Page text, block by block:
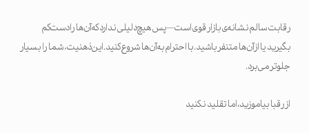
رقابت سالم نشانه‌ی بازار قوی است— پس هیچ دلیلی ندارد که آن‌ها را دست‌کم
بگیرید یا از آن‌ها متنفر باشید. با احترام به آن‌ها شروع کنید. این ذهنیت، شما را بسیار
جلوتر می‌برد.
از رقبا بیاموزید، اما تقلید نکنید